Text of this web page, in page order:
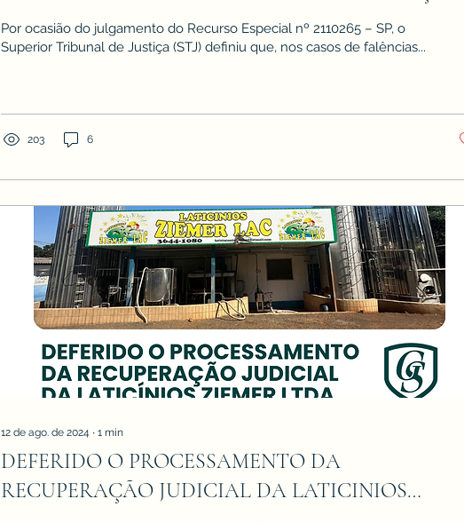
DE CRÉDITO EM FALÊNCIAS DECRETADAS
ANTES DA VIGÊNCIA DA LEI Nº 14.112/2020.
Por ocasião do julgamento do Recurso Especial nº 2110265 – SP, o
Superior Tribunal de Justiça (STJ) definiu que, nos casos de falências...
203 6
12 de ago. de 2024 ∙ 1 min
DEFERIDO O PROCESSAMENTO DA
RECUPERAÇÃO JUDICIAL DA LATICINIOS